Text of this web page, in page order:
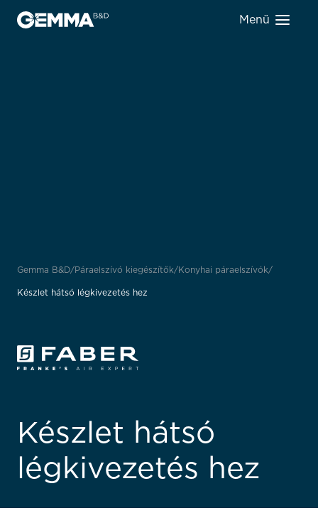
Menü
Gemma B&D Páraelszívó kiegészítők Konyhai páraelszívók
Készlet hátsó légkivezetés hez
Készlet hátsó
légkivezetés hez